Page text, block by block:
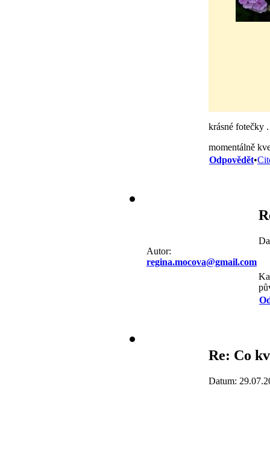
krásné fotečky
momentálně
Odpovědět•
Autor:
regina.mocova@gmail.com
Re: Co
Datum: